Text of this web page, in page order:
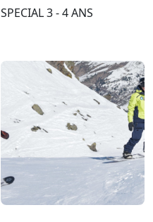
SPECIAL 3 - 4 ANS